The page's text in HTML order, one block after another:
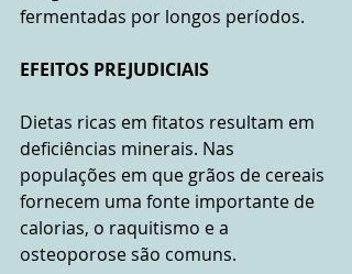
fermentadas por longos períodos.
EFEITOS PREJUDICIAIS
Dietas ricas em fitatos resultam em
deficiências minerais. Nas
populações em que grãos de cereais
fornecem uma fonte importante de
calorias, o raquitismo e a
osteoporose são comuns.